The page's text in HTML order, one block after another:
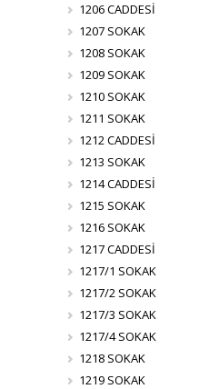
1206 CADDESİ
1207 SOKAK
1208 SOKAK
1209 SOKAK
1210 SOKAK
1211 SOKAK
1212 CADDESİ
1213 SOKAK
1214 CADDESİ
1215 SOKAK
1216 SOKAK
1217 CADDESİ
1217/1 SOKAK
1217/2 SOKAK
1217/3 SOKAK
1217/4 SOKAK
1218 SOKAK
1219 SOKAK